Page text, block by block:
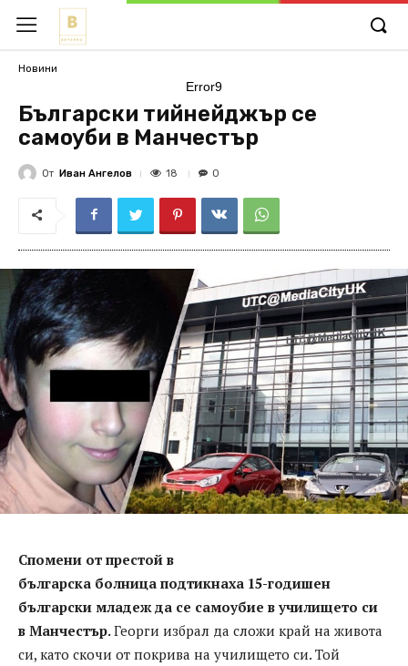
Новини
Error9
Български тийнейджър се
самоуби в Манчестър
От Иван Ангелов 18 0
Спомени от престой в
българска болница подтикнаха 15-годишен
български младеж да се самоубие в училището си
в Манчестър.Георги избрал да сложи край на живота
си, като скочи от покрива на училището си. Той